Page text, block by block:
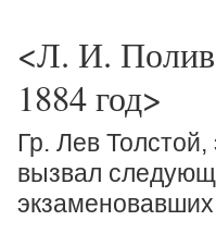
<Л. И.
1884 год>
Гр. Лев
вызвал